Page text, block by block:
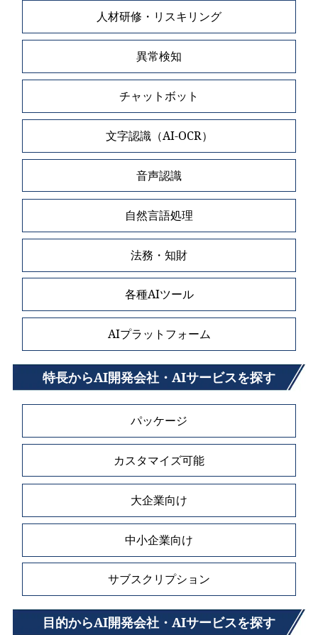
人材研修・リスキリング
異常検知
チャットボット
文字認識（AI-OCR）
音声認識
自然言語処理
法務・知財
各種AIツール
AIプラットフォーム
特長からAI開発会社・AIサービスを探す
パッケージ
カスタマイズ可能
大企業向け
中小企業向け
サブスクリプション
目的からAI開発会社・AIサービスを探す